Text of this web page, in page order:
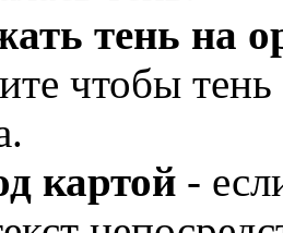
тень на
чтобы
картой -